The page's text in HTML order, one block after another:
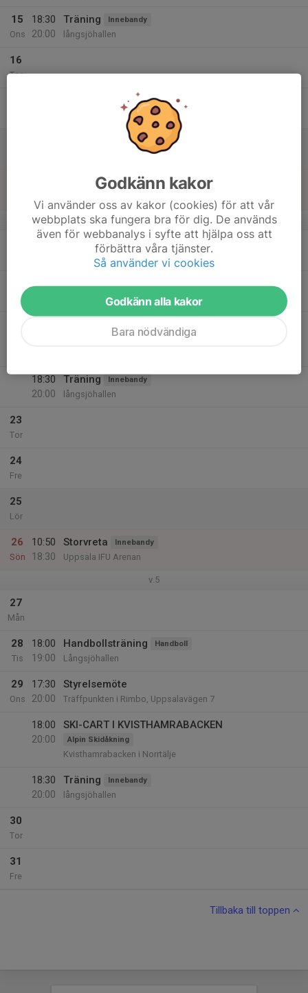
15
Ons
18:30
20:00
Träning Innebandy
långsjöhallen
16
Tor
Snöskor tävling Snowshoeing
Snöskor tävling Snowshoeing
Snöskor tävling Snowshoeing
v.4
Tis
18:00
Handbollsträning Handboll
Långsjöhallen
Alpin Skidåkning
18:30
20:00
Träning Innebandy
långsjöhallen
23
Tor
24
Fre
25
Lör
26
Sön
10:50
18:30
Storvreta Innebandy
Uppsala IFU Arenan
v.5
27
Mån
28
Tis
18:00
19:00
Handbollsträning Handboll
Långsjöhallen
29
Ons
17:30
20:00
Styrelsemöte
Träffpunkten i Rimbo, Uppsalavägen 7
18:00
20:00
SKI-CART I KVISTHAMRABACKEN
Alpin Skidåkning
Kvisthamrabacken i Norrtälje
18:30
20:00
Träning Innebandy
långsjöhallen
30
Tor
31
Fre
Tillbaka till toppen
Godkänn kakor
Vi använder oss av kakor (cookies) för att vår
webbplats ska fungera bra för dig. De används
även för webbanalys i syfte att hjälpa oss att
förbättra våra tjänster.
Så använder vi cookies
Godkänn alla kakor
Bara nödvändiga